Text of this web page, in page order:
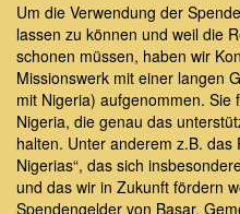
Um die Verwendung der
lassen zu können und weil die
schonen müssen, haben wir
Missionswerk mit einer langen
mit Nigeria) aufgenommen.
Nigeria, die genau das
halten. Unter anderem z.B. das
Nigerias“, das sich
und das wir in Zukunft fördern
Spendengelder von Basar,